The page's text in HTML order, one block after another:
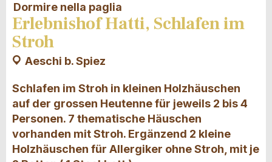
Dormire nella paglia
Erlebnishof Hatti, Schlafen im
Stroh
Aeschi b. Spiez
Schlafen im Stroh in kleinen Holzhäuschen
auf der grossen Heutenne für jeweils 2 bis 4
Personen. 7 thematische Häuschen
vorhanden mit Stroh. Ergänzend 2 kleine
Holzhäuschen für Allergiker ohne Stroh, mit je